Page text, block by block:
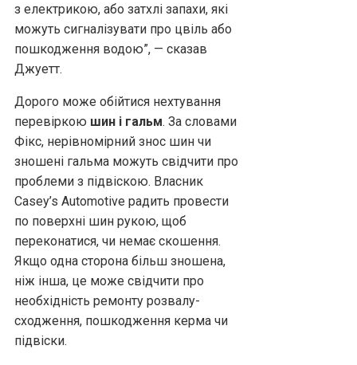
з електрикою, або затхлі запахи, які
можуть сигналізувати про цвіль або
пошкодження водою”, — сказав
Джуетт.
Дорого може обійтися нехтування
перевіркою шин і гальм. За словами
Фікс, нерівномірний знос шин чи
зношені гальма можуть свідчити про
проблеми з підвіскою. Власник
Casey’s Automotive радить провести
по поверхні шин рукою, щоб
переконатися, чи немає скошення.
Якщо одна сторона більш зношена,
ніж інша, це може свідчити про
необхідність ремонту розвалу-
сходження, пошкодження керма чи
підвіски.